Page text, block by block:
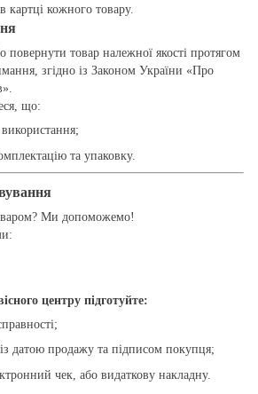
картці кожного товару.
товар належної якості протягом
згідно із Законом України «Про
що:
та упаковку.
Ми допоможемо!
центру підготуйте:
датою продажу та підписом покупця;
чек, або видаткову накладну.